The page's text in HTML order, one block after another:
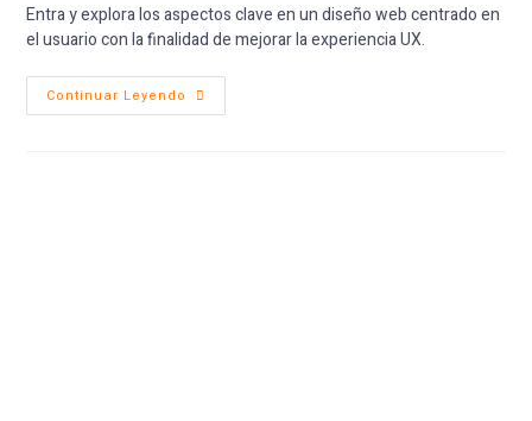
Entra y explora los aspectos clave en un diseño web centrado en
el usuario con la finalidad de mejorar la experiencia UX.
Continuar Leyendo